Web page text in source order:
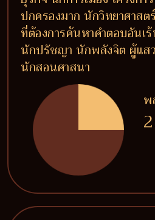
ปกครองมาก นักวิทยาศาส
ที่ต้องการค้นหาคำตอบอันเ
นักปรัชญา นักพลังจิต ผู้แส
นักสอนศาสนา
พ